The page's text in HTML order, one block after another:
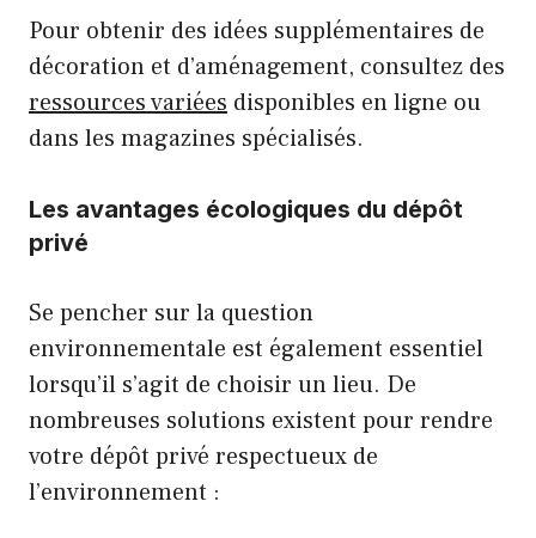
Pour obtenir des idées supplémentaires de
décoration et d’aménagement, consultez des
ressources variées disponibles en ligne ou
dans les magazines spécialisés.
Les avantages écologiques du dépôt
privé
Se pencher sur la question
environnementale est également essentiel
lorsqu’il s’agit de choisir un lieu. De
nombreuses solutions existent pour rendre
votre dépôt privé respectueux de
l’environnement :